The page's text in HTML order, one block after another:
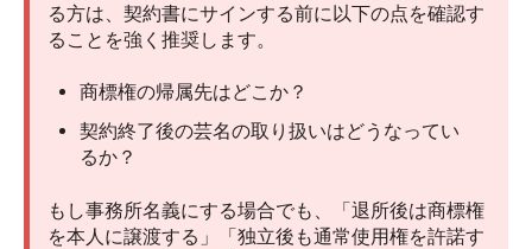
る方は、契約書にサインする前に以下の点を確認す
ることを強く推奨します。
商標権の帰属先はどこか？
契約終了後の芸名の取り扱いはどうなってい
るか？
もし事務所名義にする場合でも、「退所後は商標権
を本人に譲渡する」「独立後も通常使用権を許諾す